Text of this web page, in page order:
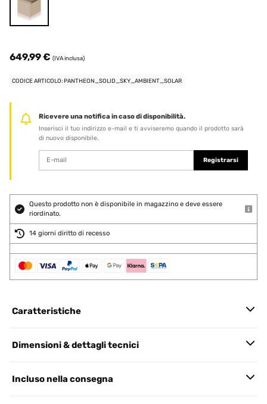
649,99 € (IVA inclusa)
CODICE ARTICOLO: PANTHEON_SOLID_SKY_AMBIENT_SOLAR
Ricevere una notifica in caso di disponibilità.
Inserisci il tuo indirizzo e-mail e ti avviseremo quando il prodotto sarà
di nuovo disponibile.
Registrarsi
Questo prodotto non è disponibile in magazzino e deve essere
riordinato.
14 giorni diritto di recesso
Caratteristiche
Dimensioni & dettagli tecnici
Incluso nella consegna